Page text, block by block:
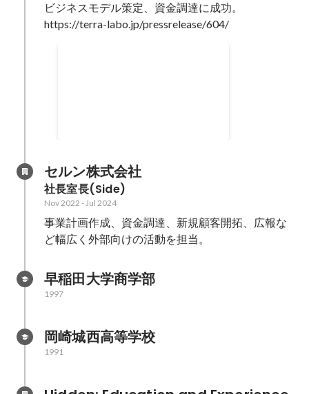
ビジネスモデル策定、資金調達に成功。
https://terra-labo.jp/pressrelease/604/
セルン株式会社
社長室長(Side)
Nov 2022 -Jul 2024
事業計画作成、資金調達、新規顧客開拓、広報な
ど幅広く外部向けの活動を担当。
早稲田大学商学部
1997
岡崎城西高等学校
1991